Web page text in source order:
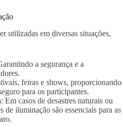
utilizadas em diversas situações,
a segurança e a
feiras e shows, proporcionando
para os participantes.
: Em casos de desastres naturais ou
de iluminação são essenciais para as